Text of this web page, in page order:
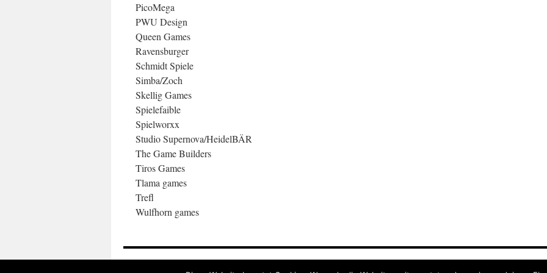
PicoMega
PWU Design
Queen Games
Ravensburger
Schmidt Spiele
Simba/Zoch
Skellig Games
Spielefaible
Spielworxx
Studio Supernova/HeidelBÄR
The Game Builders
Tiros Games
Tlama games
Trefl
Wulfhorn games